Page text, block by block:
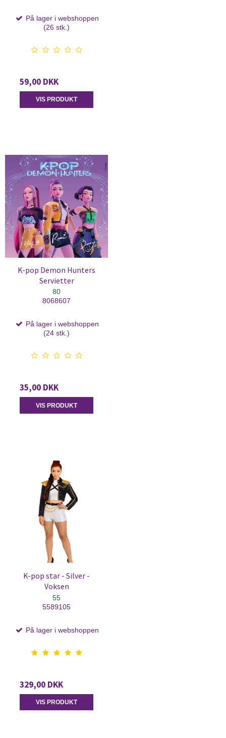
På lager i webshoppen
(26 stk.)
59,00 DKK
VIS PRODUKT
K-pop Demon Hunters
Servietter
80
8068607
På lager i webshoppen
(24 stk.)
35,00 DKK
VIS PRODUKT
K-pop star - Silver -
Voksen
55
5589105
På lager i webshoppen
329,00 DKK
VIS PRODUKT